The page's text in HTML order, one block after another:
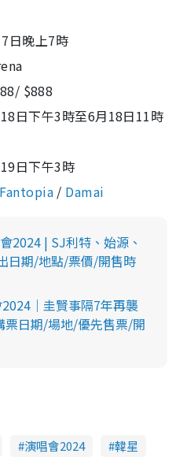
日晚上7時
$888
日下午3時至6月18日11時
日下午3時
Fantopia / Damai
2024 | SJ利特、始源、
日期/地點/票價/開售時
｜圭賢事隔7年再襲
日期/場地/優先售票/開
演唱會2024 韓星